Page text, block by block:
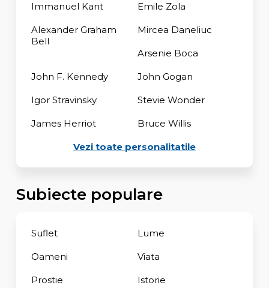
Immanuel Kant Emile Zola
Alexander Graham
Bell
Mircea Daneliuc
Arsenie Boca
John F. Kennedy John Gogan
Igor Stravinsky Stevie Wonder
James Herriot Bruce Willis
Vezi toate personalitatile
Subiecte populare
Suflet Lume
Oameni Viata
Prostie Istorie